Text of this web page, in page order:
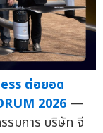
ต่อยอด
2026 —
รมการ บริษัท จี